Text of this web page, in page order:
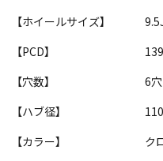
【ホイールサイズ】
【PCD】
【穴数】
6穴
【ハブ径】
【カラー】
ク